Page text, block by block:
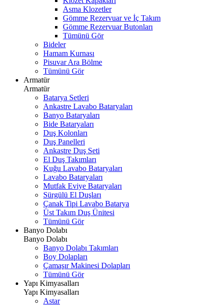
Asma Klozetler
Gömme Rezervuar ve İç Takım
Gömme Rezervuar Butonları
Tümünü Gör
Bideler
Hamam Kurnası
Pisuvar Ara Bölme
Tümünü Gör
Armatür
Armatür
Batarya Setleri
Ankastre Lavabo Bataryaları
Banyo Bataryaları
Bide Bataryaları
Duş Kolonları
Duş Panelleri
Ankastre Duş Seti
El Duş Takımları
Kuğu Lavabo Bataryaları
Lavabo Bataryaları
Mutfak Eviye Bataryaları
Sürgülü El Duşları
Çanak Tipi Lavabo Batarya
Üst Takım Duş Ünitesi
Tümünü Gör
Banyo Dolabı
Banyo Dolabı
Banyo Dolabı Takımları
Boy Dolapları
Çamaşır Makinesi Dolapları
Tümünü Gör
Yapı Kimyasalları
Yapı Kimyasalları
Astar